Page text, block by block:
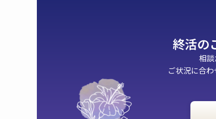
終活の​
相
ご状況に合